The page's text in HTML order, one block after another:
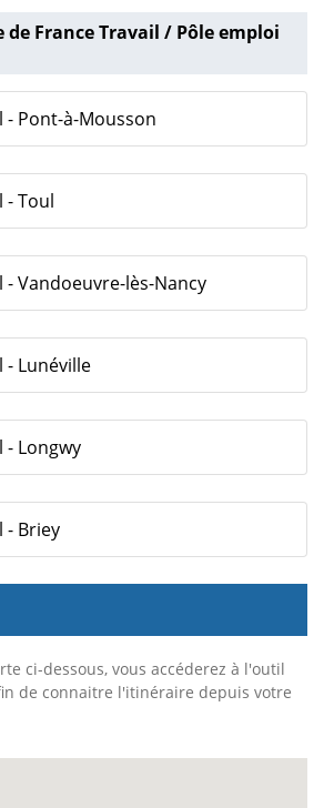
de France Travail / Pôle emploi
- Pont-à-Mousson
- Toul
- Vandoeuvre-lès-Nancy
- Lunéville
- Longwy
- Briey
ci-dessous, vous accéderez à l'outil
de connaitre l'itinéraire depuis votre